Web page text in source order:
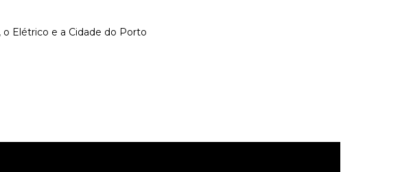
ENTER